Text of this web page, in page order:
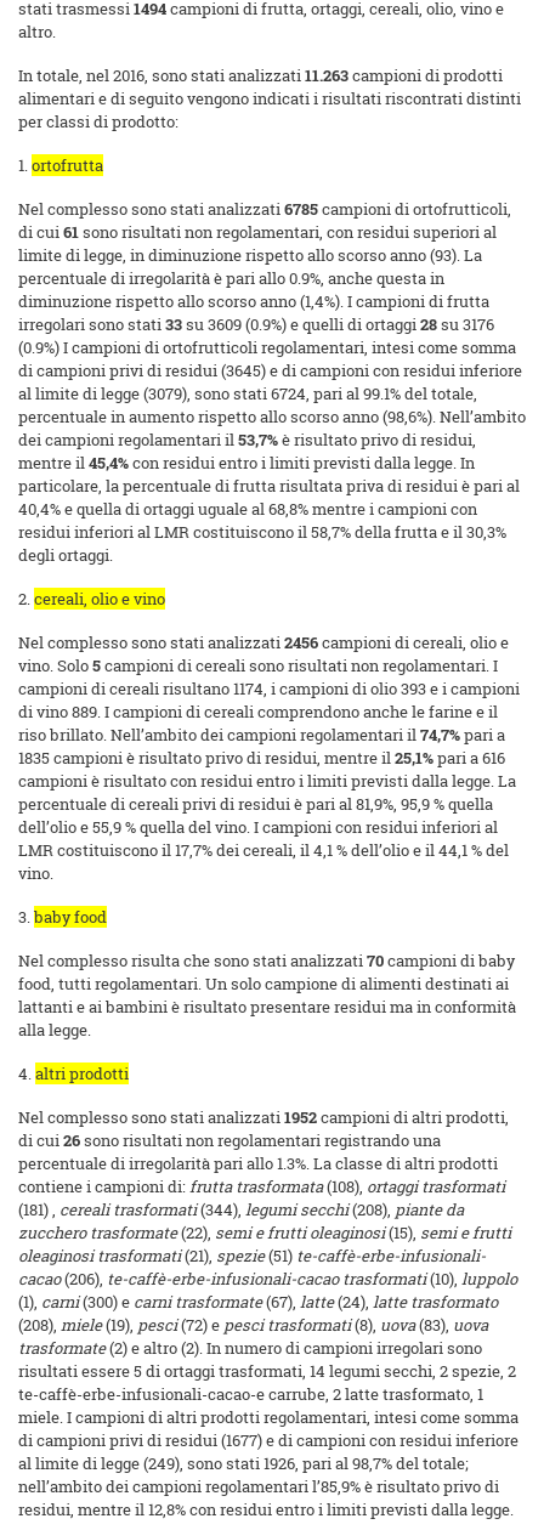
stati trasmessi1494campioni di frutta, ortaggi, cereali, olio, vino e
altro.
In totale, nel 2016, sono stati analizzati11.263campioni di prodotti
alimentari e di seguito vengono indicati i risultati riscontrati distinti
per classi di prodotto:
1.ortofrutta
Nel complesso sono stati analizzati6785campioni di ortofrutticoli,
di cui61sono risultati non regolamentari, con residui superiori al
limite di legge, in diminuzione rispetto allo scorso anno (93). La
percentuale di irregolarità è pari allo 0.9%, anche questa in
diminuzione rispetto allo scorso anno (1,4%). I campioni di frutta
irregolari sono stati33su 3609 (0.9%) e quelli di ortaggi28su 3176
(0.9%) I campioni di ortofrutticoli regolamentari, intesi come somma
di campioni privi di residui (3645) e di campioni con residui inferiore
al limite di legge (3079), sono stati 6724, pari al 99.1% del totale,
percentuale in aumento rispetto allo scorso anno (98,6%). Nell’ambito
dei campioni regolamentari il53,7%è risultato privo di residui,
mentre il45,4%con residui entro i limiti previsti dalla legge. In
particolare, la percentuale di frutta risultata priva di residui è pari al
40,4% e quella di ortaggi uguale al 68,8% mentre i campioni con
residui inferiori al LMR costituiscono il 58,7% della frutta e il 30,3%
degli ortaggi.
2.cereali, olio e vino
Nel complesso sono stati analizzati2456campioni di cereali, olio e
vino. Solo5campioni di cereali sono risultati non regolamentari. I
campioni di cereali risultano 1174, i campioni di olio 393 e i campioni
di vino 889. I campioni di cereali comprendono anche le farine e il
riso brillato. Nell’ambito dei campioni regolamentari il74,7%pari a
1835 campioni è risultato privo di residui, mentre il25,1%pari a 616
campioni è risultato con residui entro i limiti previsti dalla legge. La
percentuale di cereali privi di residui è pari al 81,9%, 95,9 % quella
dell’olio e 55,9 % quella del vino. I campioni con residui inferiori al
LMR costituiscono il 17,7% dei cereali, il 4,1 % dell’olio e il 44,1 % del
vino.
3.baby food
Nel complesso risulta che sono stati analizzati70campioni di baby
food, tutti regolamentari. Un solo campione di alimenti destinati ai
lattanti e ai bambini è risultato presentare residui ma in conformità
alla legge.
4.altri prodotti
Nel complesso sono stati analizzati1952campioni di altri prodotti,
di cui26sono risultati non regolamentari registrando una
percentuale di irregolarità pari allo 1.3%. La classe di altri prodotti
contiene i campioni di:frutta trasformata(108), ortaggi trasformati
(181) , cereali trasformati(344), legumi secchi(208), piante da
zucchero trasformate(22), semi e frutti oleaginosi(15), semi e frutti
oleaginosi trasformati(21), spezie(51) te-caffè-erbe-infusionali-
cacao(206), te-caffè-erbe-infusionali-cacao trasformati(10), luppolo
(1), carni(300) e carni trasformate(67), latte(24), latte trasformato
(208), miele(19), pesci(72) e pesci trasformati(8), uova(83), uova
trasformate(2) e altro (2). In numero di campioni irregolari sono
risultati essere 5 di ortaggi trasformati, 14 legumi secchi, 2 spezie, 2
te-caffè-erbe-infusionali-cacao-e carrube, 2 latte trasformato, 1
miele. I campioni di altri prodotti regolamentari, intesi come somma
di campioni privi di residui (1677) e di campioni con residui inferiore
al limite di legge (249), sono stati 1926, pari al 98,7% del totale;
nell’ambito dei campioni regolamentari l’85,9% è risultato privo di
residui, mentre il 12,8% con residui entro i limiti previsti dalla legge.